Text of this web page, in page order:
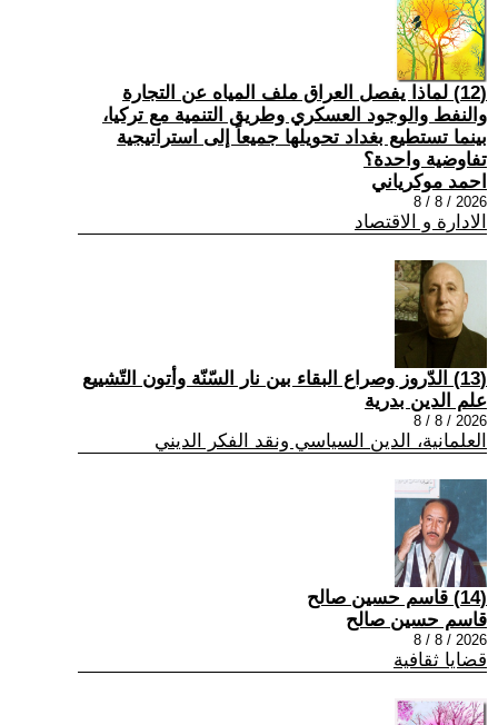
(12) لماذا يفصل العراق ملف المياه عن التجارة
والنفط والوجود العسكري وطريق التنمية مع تركيا،
بينما تستطيع بغداد تحويلها جميعاً إلى استراتيجية
تفاوضية واحدة؟
احمد موكرياني
2026 / 8 / 8
الادارة و الاقتصاد
(13) الدّروز وصراع البقاء بين نار السّنّة وأتون التّشييع
علم الدين بدرية
2026 / 8 / 8
العلمانية، الدين السياسي ونقد الفكر الديني
(14) قاسم حسين صالح
قاسم حسين صالح
2026 / 8 / 8
قضايا ثقافية